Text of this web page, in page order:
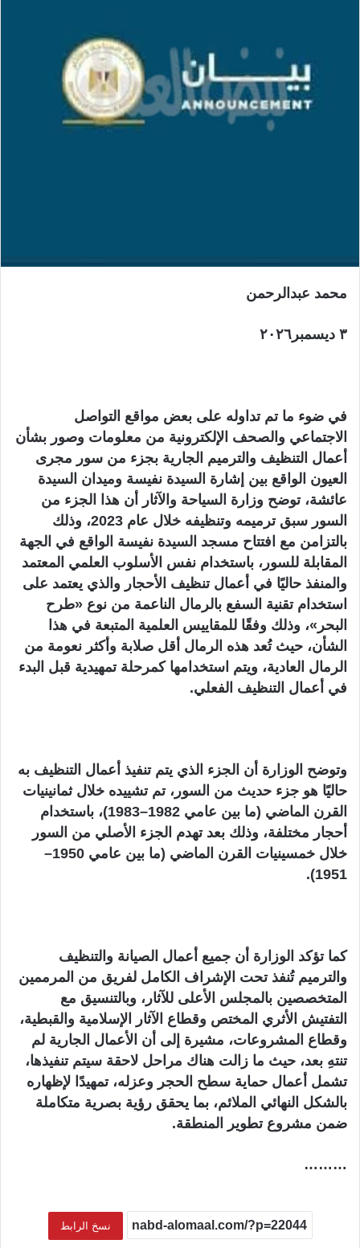
ل
ك
ت
محمد عبدالرحمن
٣ ديسمبر٢٠٢٦
في ضوء ما تم تداوله على بعض مواقع التواصل
الاجتماعي والصحف الإلكترونية من معلومات وصور بشأن
أعمال التنظيف والترميم الجارية بجزء من سور مجرى
العيون الواقع بين إشارة السيدة نفيسة وميدان السيدة
عائشة، توضح وزارة السياحة والآثار أن هذا الجزء من
السور سبق ترميمه وتنظيفه خلال عام 2023، وذلك
بالتزامن مع افتتاح مسجد السيدة نفيسة الواقع في الجهة
المقابلة للسور، باستخدام نفس الأسلوب العلمي المعتمد
والمنفذ حاليًا في أعمال تنظيف الأحجار والذي يعتمد على
استخدام تقنية السفع بالرمال الناعمة من نوع «طرح
البحر»، وذلك وفقًا للمقاييس العلمية المتبعة في هذا
الشأن، حيث تُعد هذه الرمال أقل صلابة وأكثر نعومة من
الرمال العادية، ويتم استخدامها كمرحلة تمهيدية قبل البدء
في أعمال التنظيف الفعلي.
وتوضح الوزارة أن الجزء الذي يتم تنفيذ أعمال التنظيف به
حاليًا هو جزء حديث من السور، تم تشييده خلال ثمانينيات
القرن الماضي (ما بين عامي 1982–1983)، باستخدام
أحجار مختلفة، وذلك بعد تهدم الجزء الأصلي من السور
خلال خمسينيات القرن الماضي (ما بين عامي 1950–
1951).
كما تؤكد الوزارة أن جميع أعمال الصيانة والتنظيف
والترميم تُنفذ تحت الإشراف الكامل لفريق من المرممين
المتخصصين بالمجلس الأعلى للآثار، وبالتنسيق مع
التفتيش الأثري المختص وقطاع الآثار الإسلامية والقبطية،
وقطاع المشروعات، مشيرة إلى أن الأعمال الجارية لم
تنتهِ بعد، حيث ما زالت هناك مراحل لاحقة سيتم تنفيذها،
تشمل أعمال حماية سطح الحجر وعزله، تمهيدًا لإظهاره
بالشكل النهائي الملائم، بما يحقق رؤية بصرية متكاملة
ضمن مشروع تطوير المنطقة.
………
نسخ الرابط